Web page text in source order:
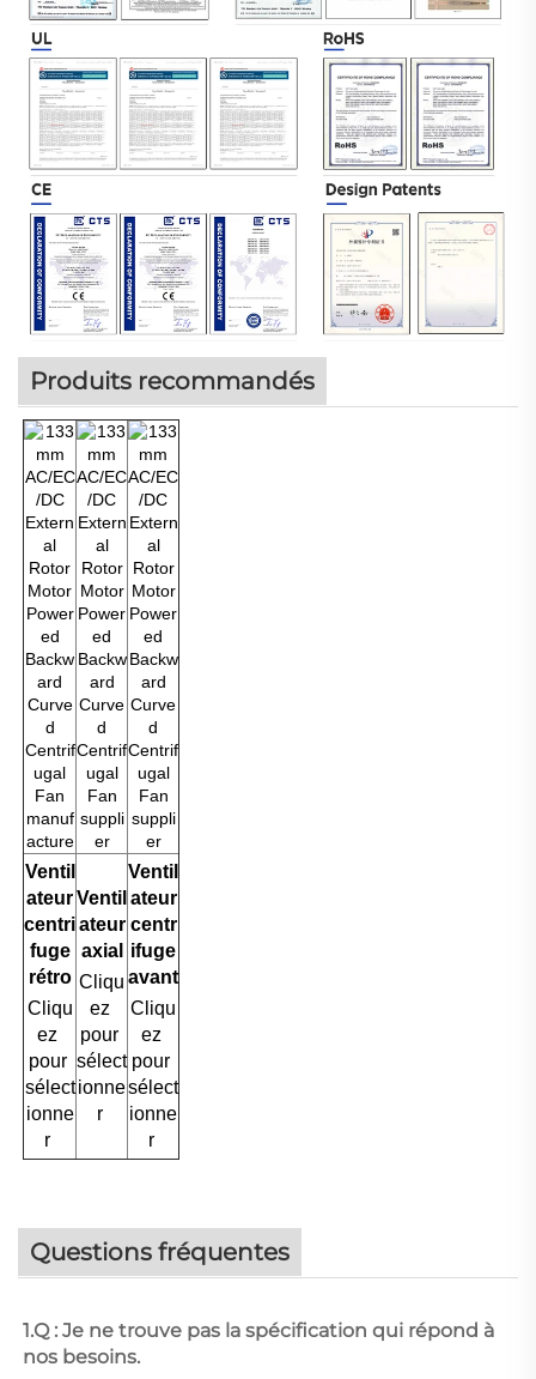
Produits recommandés
Ventil
ateur
centri
fuge
rétro
Cliqu
ez
pour
sélect
ionne
r
Ventil
ateur
axial
Cliqu
ez
pour
sélect
ionne
r
Ventil
ateur
centr
ifuge
avant
Cliqu
ez
pour
sélect
ionne
r
Questions fréquentes
1.Q : Je ne trouve pas la spécification qui répond à
nos besoins.